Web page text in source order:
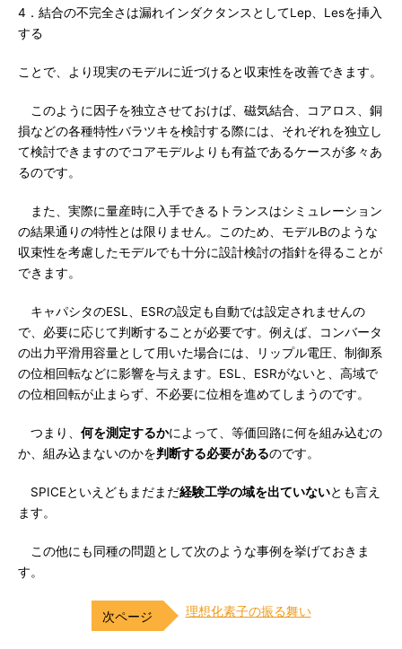
4．結合の不完全さは漏れインダクタンスとしてLep、Lesを挿入
する
ことで、より現実のモデルに近づけると収束性を改善できます。
このように因子を独立させておけば、磁気結合、コアロス、銅
損などの各種特性バラツキを検討する際には、それぞれを独立し
て検討できますのでコアモデルよりも有益であるケースが多々あ
るのです。
また、実際に量産時に入手できるトランスはシミュレーション
の結果通りの特性とは限りません。このため、モデルBのような
収束性を考慮したモデルでも十分に設計検討の指針を得ることが
できます。
キャパシタのESL、ESRの設定も自動では設定されませんの
で、必要に応じて判断することが必要です。例えば、コンバータ
の出力平滑用容量として用いた場合には、リップル電圧、制御系
の位相回転などに影響を与えます。ESL、ESRがないと、高域で
の位相回転が止まらず、不必要に位相を進めてしまうのです。
つまり、 何を測定するかによって、等価回路に何を組み込むの
か、組み込まないのかを判断する必要があるのです。
SPICEといえどもまだまだ経験工学の域を出ていないとも言え
ます。
この他にも同種の問題として次のような事例を挙げておきま
す。
理想化素子の振る舞い